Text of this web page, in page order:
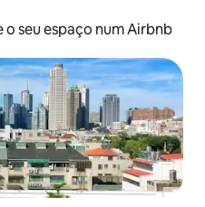
o seu espaço num Airbnb